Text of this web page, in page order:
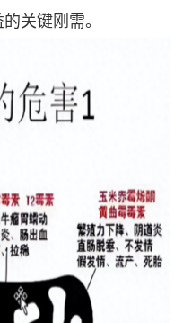
关键刚需。